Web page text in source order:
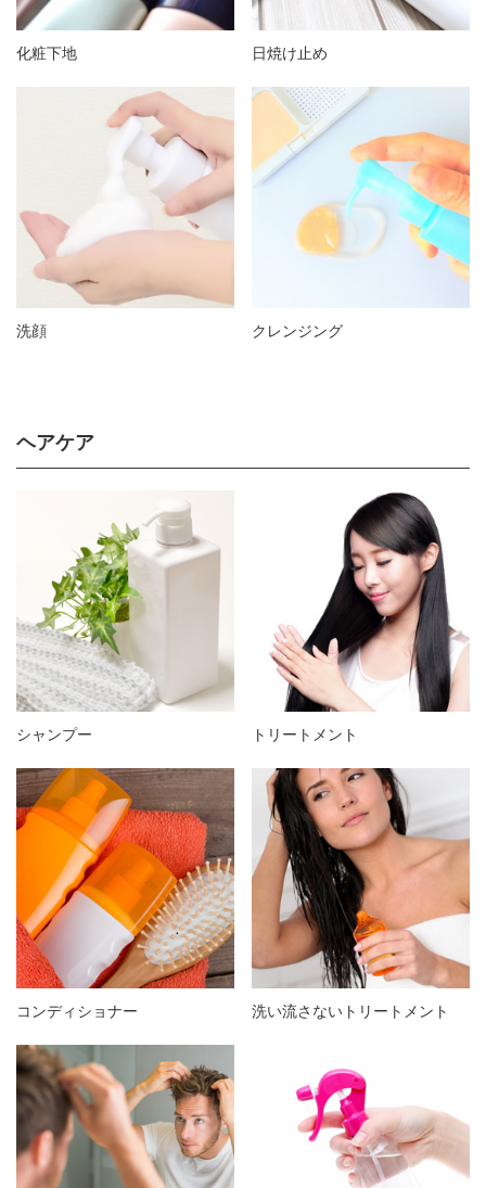
化粧下地 日焼け止め
洗顔 クレンジング
ヘアケア
シャンプー トリートメント
コンディショナー 洗い流さないトリートメント